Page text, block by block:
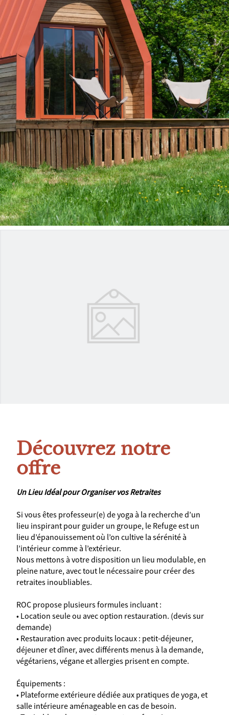
Découvrez notre
offre
Un Lieu Idéal pour Organiser vos Retraites
Si vous êtes professeur(e) de yoga à la recherche d’un
lieu inspirant pour guider un groupe, le Refuge est un
lieu d’épanouissement où l’on cultive la sérénité à
l’intérieur comme à l’extérieur.
Nous mettons à votre disposition un lieu modulable, en
pleine nature, avec tout le nécessaire pour créer des
retraites inoubliables.
ROC propose plusieurs formules incluant :
• Location seule ou avec option restauration. (devis sur
demande)
• Restauration avec produits locaux : petit-déjeuner,
déjeuner et dîner, avec différents menus à la demande,
végétariens, végane et allergies prisent en compte.
Équipements :
• Plateforme extérieure dédiée aux pratiques de yoga, et
salle intérieure aménageable en cas de besoin.